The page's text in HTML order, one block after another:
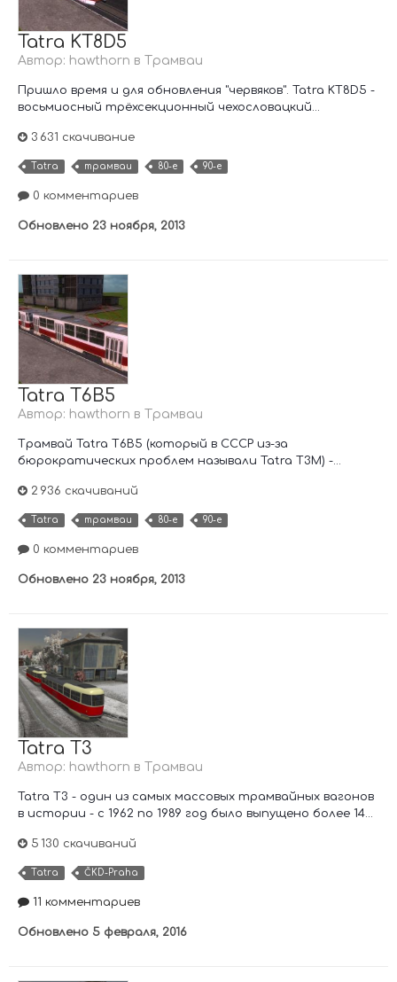
Tatra KT8D5
Автор: hawthorn в Трамваи
Пришло время и для обновления "червяков". Tatra KT8D5 -
восьмиосный трёхсекционный чехословацкий...
3 631 скачивание
Tatra трамваи 80-е 90-е
0 комментариев
Обновлено 23 ноября, 2013
Tatra T6B5
Автор: hawthorn в Трамваи
Трамвай Tatra T6B5 (который в СССР из-за
бюрократических проблем называли Tatra T3M) -...
2 936 скачиваний
Tatra трамваи 80-е 90-е
0 комментариев
Обновлено 23 ноября, 2013
Tatra T3
Автор: hawthorn в Трамваи
Tatra T3 - один из самых массовых трамвайных вагонов
в истории - с 1962 по 1989 год было выпущено более 14...
5 130 скачиваний
Tatra ČKD-Praha
11 комментариев
Обновлено 5 февраля, 2016